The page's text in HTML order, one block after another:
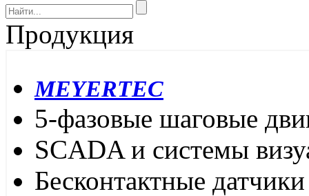
Продукция
MEYERTEC
5-фазовые шаговые
SCADA и системы
Бесконтактные датчики